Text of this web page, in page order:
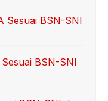
Sesuai BSN-SNI
BSN-SNI